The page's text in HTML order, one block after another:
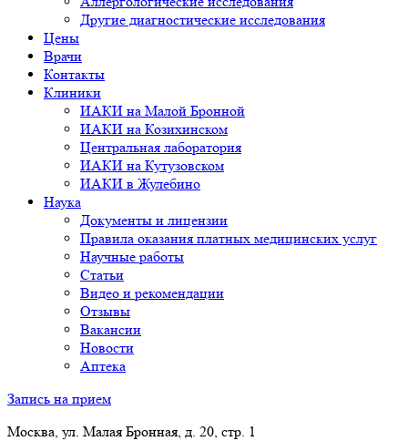
Другие диагностические исследования
Цены
Врачи
Контакты
Клиники
ИАКИ на Малой Бронной
ИАКИ на Козихинском
Центральная лаборатория
ИАКИ на Кутузовском
ИАКИ в Жулебино
Наука
Документы и лицензии
Правила оказания платных медицинских услуг
Научные работы
Статьи
Видео и рекомендации
Отзывы
Вакансии
Новости
Аптека
Запись на прием
Москва, ул. Малая Бронная, д. 20, стр. 1